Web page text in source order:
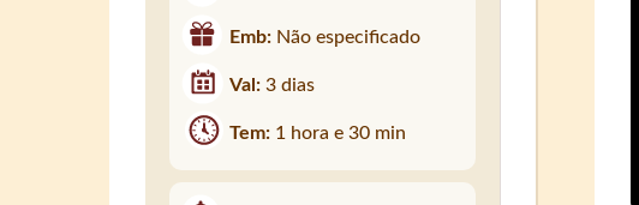
Emb: Não especificado
Val:3 dias
Tem: 1 hora e 30 min